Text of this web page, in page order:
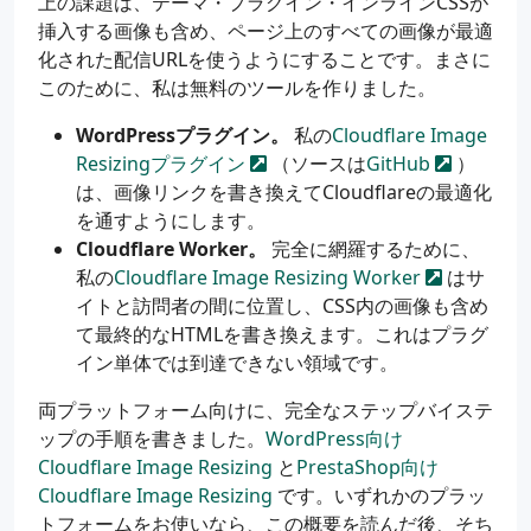
挿入する画像も含め、ページ上のすべての画像が最適
化された配信URLを使うようにすることです。まさに
このために、私は無料のツールを作りました。
WordPressプラグイン。
私のCloudflare Image
Resizingプラグイン
（ソースはGitHub
）
は、画像リンクを書き換えてCloudflareの最適化
を通すようにします。
Cloudflare Worker。
完全に網羅するために、
私のCloudflare Image Resizing Worker
はサ
イトと訪問者の間に位置し、CSS内の画像も含め
て最終的なHTMLを書き換えます。これはプラグ
イン単体では到達できない領域です。
両プラットフォーム向けに、完全なステップバイステ
ップの手順を書きました。 WordPress向け
Cloudflare Image Resizing とPrestaShop向け
Cloudflare Image Resizing です。いずれかのプラッ
トフォームをお使いなら、この概要を読んだ後、そち